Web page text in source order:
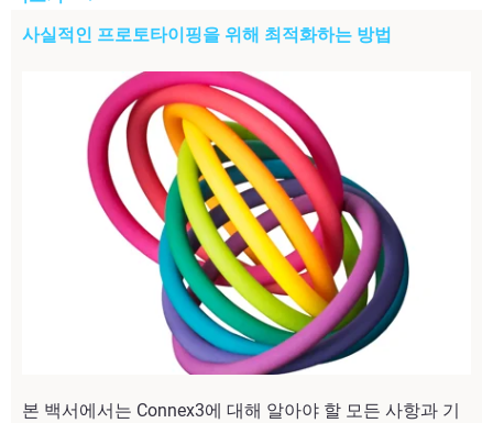
사실적인 프로토타이핑을 위해 최적화하는 방법
본 백서에서는 Connex3에 대해 알아야 할 모든 사항과 기